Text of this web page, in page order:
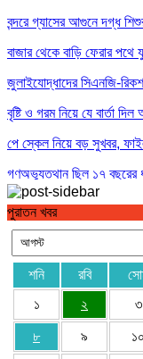
বন্দরে গ্যাসের আগুনে দগ্ধ
বাজার থেকে বাড়ি ফেরার পথে
জুলাইযোদ্ধাদের সিএনজি-
বৃষ্টি ও গরম নিয়ে যে বার্তা
পে স্কেল নিয়ে বড় সুখবর,
গণঅভ্যুত্থান ছিল ১৭ বছরের
পুরাতন খবর
শনি রবি
১
২ ৩
৮ ৯ ১০